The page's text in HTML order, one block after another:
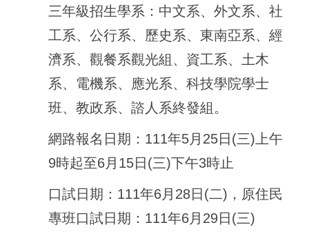
三年級招生學系：中文系、外文系、社
工系、公行系、歷史系、東南亞系、經
濟系、觀餐系觀光組、資工系、土木
系、電機系、應光系、科技學院學士
班、教政系、諮人系終發組。
網路報名日期： 111年5月 25日 (三) 上午
9時起至6月 15日 (三)下午3時止
口試日期： 111年6月 28日 (二) ，原住民
專班口試日期： 111年6月 29日 (三)